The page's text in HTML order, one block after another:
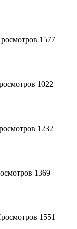
1577
1022
1232
1369
1551